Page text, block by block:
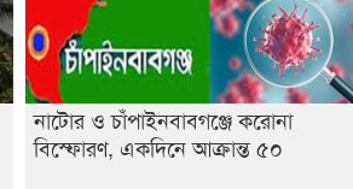
নাটোর ও চাঁপাইনবাবগঞ্জে করোনা
বিস্ফোরণ, একদিনে আক্রান্ত ৫০